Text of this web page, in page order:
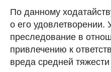
По данному
о его удовлетворении.
преследование в
привлечению к
вреда средней